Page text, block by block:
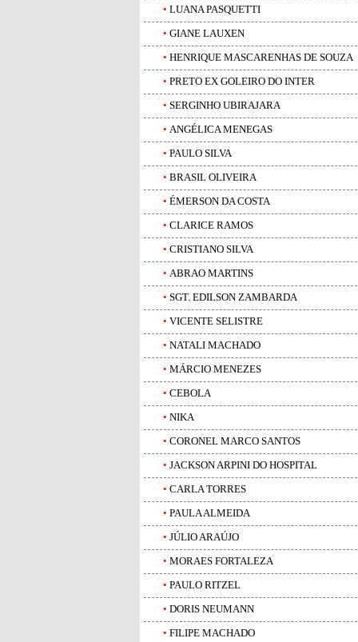
• LUANA PASQUETTI
• GIANE LAUXEN
• HENRIQUE MASCARENHAS DE SOUZA
• PRETO EX GOLEIRO DO INTER
• SERGINHO UBIRAJARA
• ANGÉLICA MENEGAS
• PAULO SILVA
• BRASIL OLIVEIRA
• ÉMERSON DA COSTA
• CLARICE RAMOS
• CRISTIANO SILVA
• ABRAO MARTINS
• SGT. EDILSON ZAMBARDA
• VICENTE SELISTRE
• NATALI MACHADO
• MÁRCIO MENEZES
• CEBOLA
• NIKA
• CORONEL MARCO SANTOS
• JACKSON ARPINI DO HOSPITAL
• CARLA TORRES
• PAULA ALMEIDA
• JÚLIO ARAÚJO
• MORAES FORTALEZA
• PAULO RITZEL
• DORIS NEUMANN
• FILIPE MACHADO